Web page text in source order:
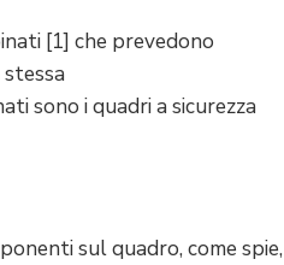
[1] che prevedono
sono i quadri a sicurezza
sul quadro, come spie,